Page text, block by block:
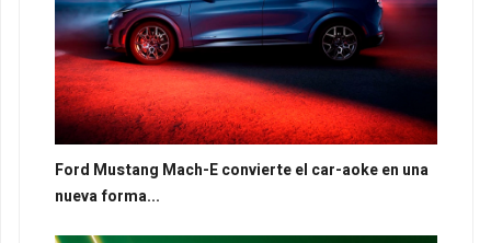
Ford Mustang Mach-E convierte el car-aoke en una
nueva forma...